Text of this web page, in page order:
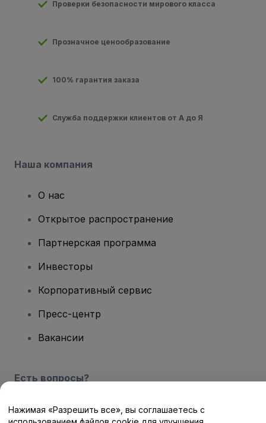
Проверки безопасности мирового класса
Прозначное ценообразование
100% гарантия заказа
Служба поддержки клиентов от А до Я
Наша компания
О нас
Открытое распространение
Партнерская программа
Инвесторы
Корпоративный сервис
Пресс-центр
Вакансии
Есть вопросы?
Центр помощи / Свяжитесь с нами
Нажимая «Разрешить все», вы соглашаетесь с